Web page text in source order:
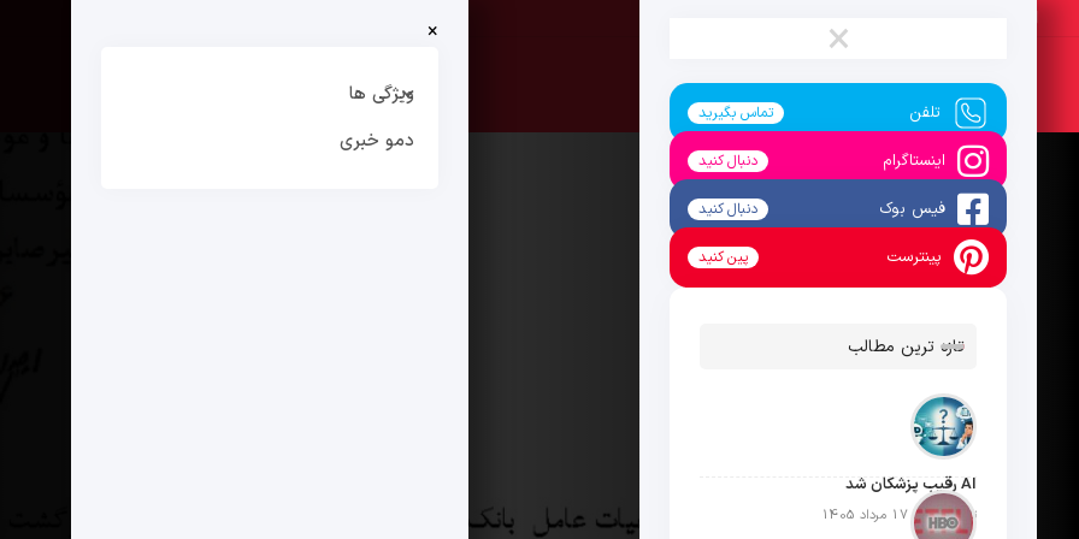
×
تلفن تماس بگیرید
اینستاگرام دنبال کنید
فیس بوک دنبال کنید
پینترست پین کنید
تازه ترین مطالب
AI رقیب پزشکان شد
تاریخ انتشار: 17 مرداد 1405
صفحه نخست
×
ویژگی ها
دمو خبری